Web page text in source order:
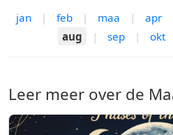
jan | feb | maa | apr
aug
| sep | okt
Leer meer over de